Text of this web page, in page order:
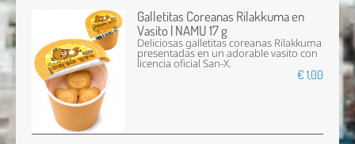
Galletitas Coreanas Rilakkuma en
Vasito | NAMU 17 g
Deliciosas galletitas coreanas Rilakkuma
presentadas en un adorable vasito con
licencia oficial San-X.
€ 1,00